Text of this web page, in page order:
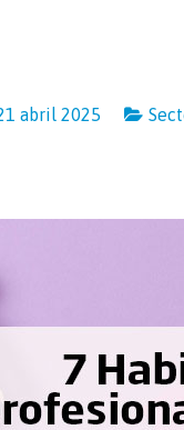
abril 2025